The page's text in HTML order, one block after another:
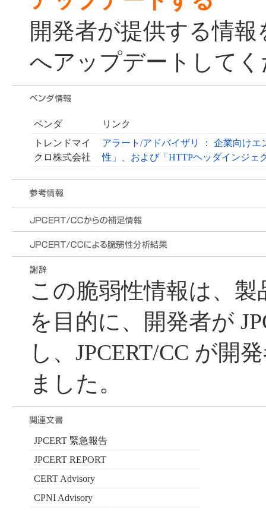
開発者が提供する情
へアップデートして
ベンダ
リンク
トレンドマイ
クロ株式会社
アラート/アドバイザリ ： 企業向け
性」、および「HTTPヘッダインジェ
この脆弱性情報は、
を目的に、開発者が
し、JPCERT/CC が開
ました。
JPCERT 緊急報告
JPCERT REPORT
CERT Advisory
CPNI Advisory